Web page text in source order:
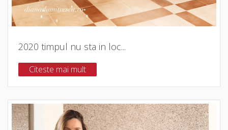
2020 timpul nu sta in loc...
Citeste mai mult